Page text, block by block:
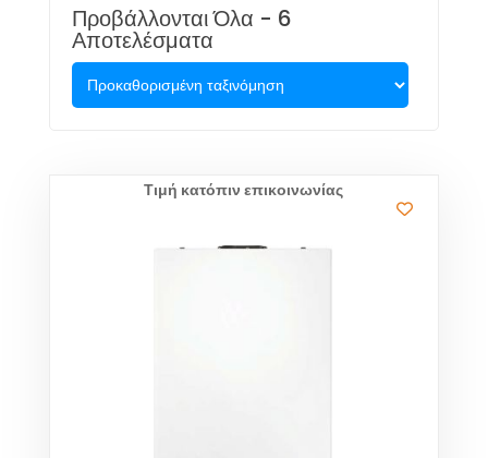
Προβάλλονται Όλα - 6
Αποτελέσματα
Τιμή κατόπιν επικοινωνίας